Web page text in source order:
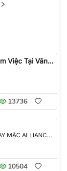
Nhân Viên Tư Vấn Tuyển Sinh (Làm Việc Tại Văn Phòng)
13736
CÔNG TY TRÁCH NHIỆM HỮU HẠN MAY MẶC ALLIANCE ONE
10504